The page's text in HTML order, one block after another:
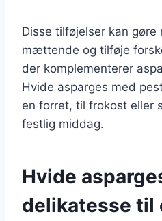
Disse tilføjelser kan gøre
mættende og tilføje
der komplementerer
Hvide asparges med
en forret, til frokost eller
festlig middag.
Hvide
delikatesse til